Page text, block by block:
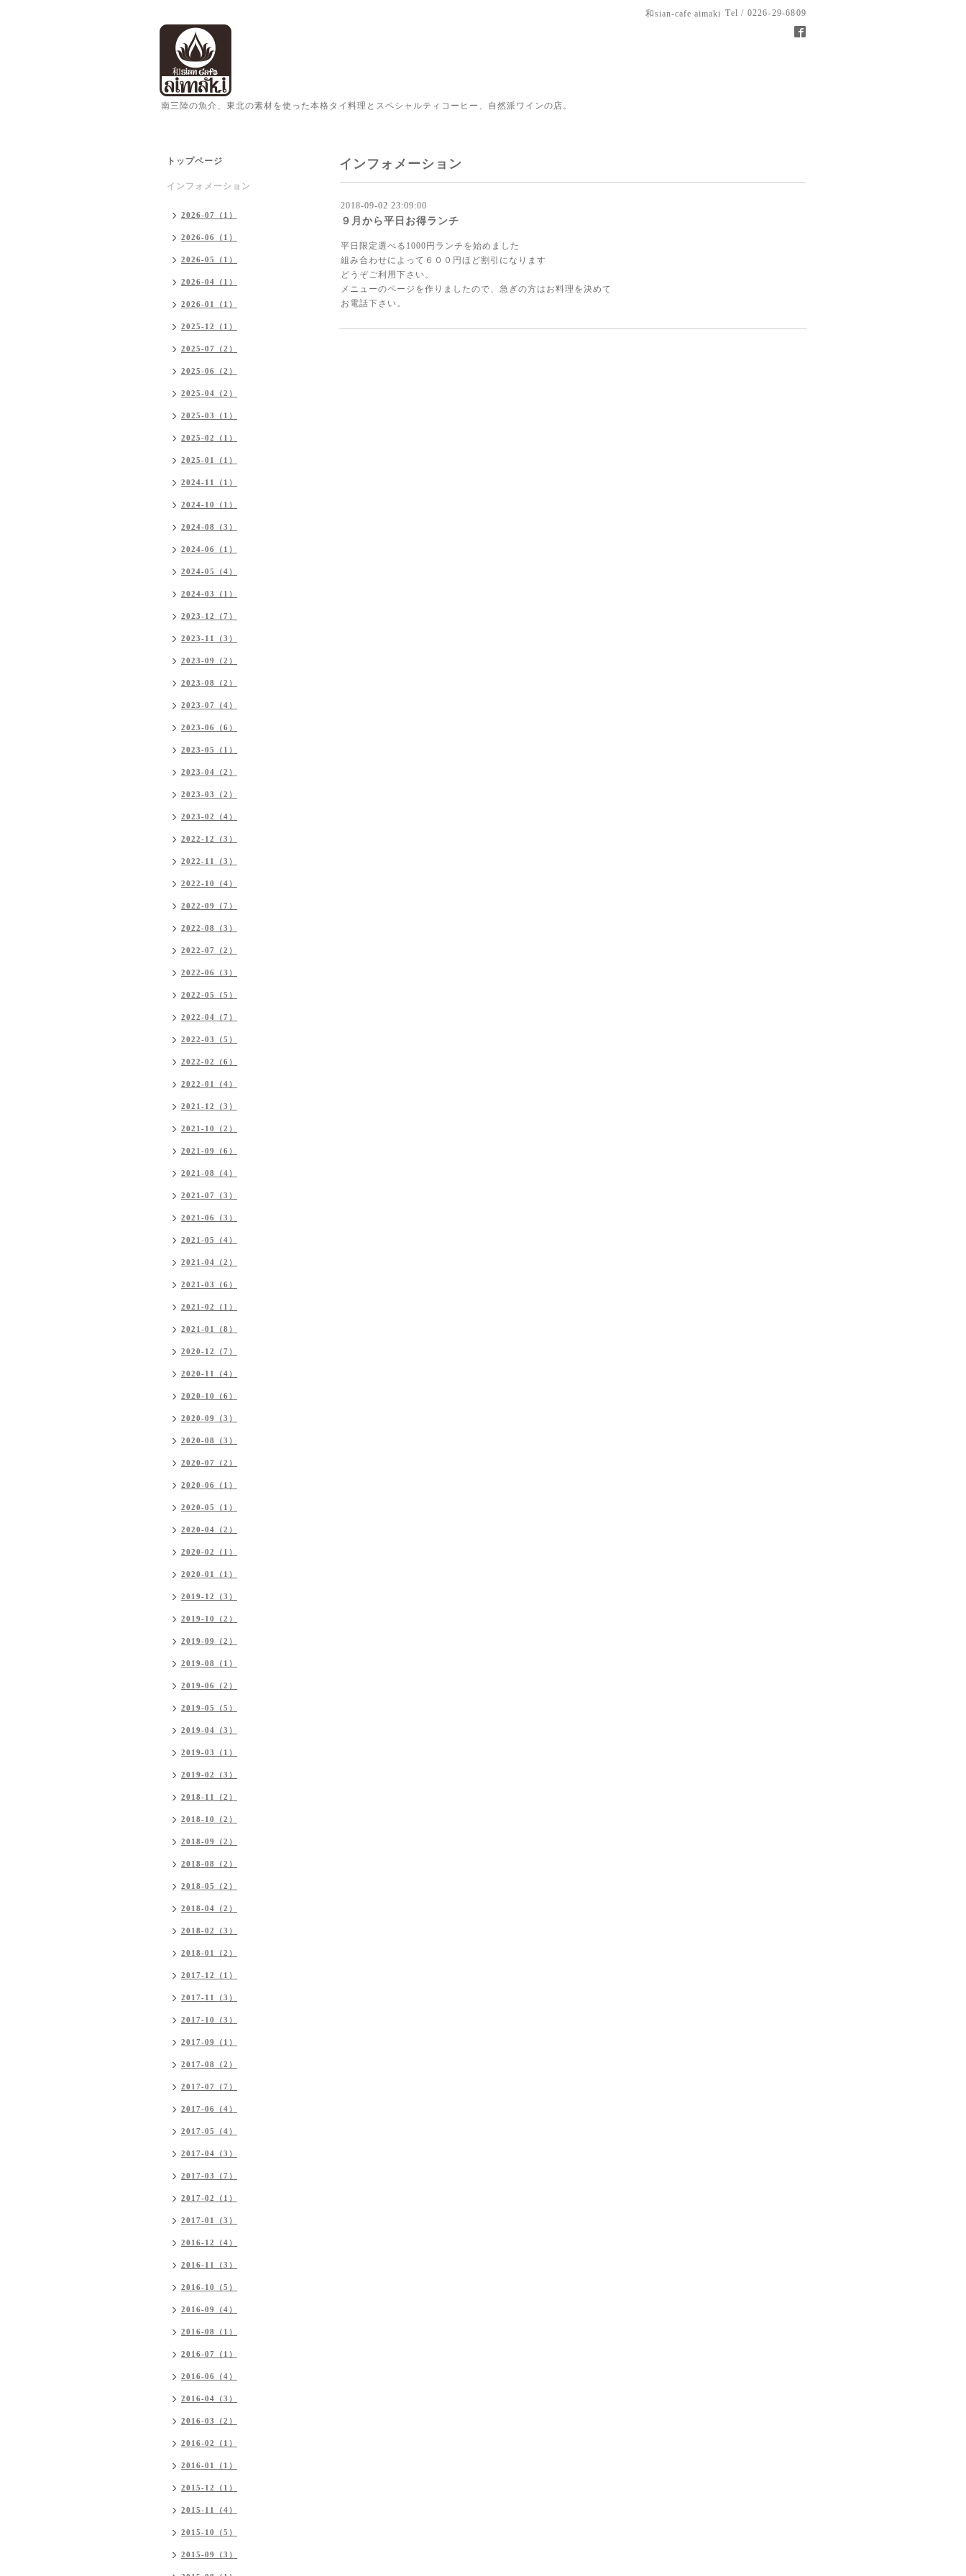
和sian-cafe aimaki Tel / 0226-29-6809
南三陸の魚介、東北の素材を使った本格タイ料理とスペシャルティコーヒー、自然派ワインの店。
インフォメーション
2018-09-02 23:09:00
９月から平日お得ランチ
平日限定選べる1000円ランチを始めました
組み合わせによって６００円ほど割引になります
どうぞご利用下さい。
メニューのページを作りましたので、急ぎの方はお料理を決めて
お電話下さい。
トップページ
インフォメーション
2026-07（1）
2026-06（1）
2026-05（1）
2026-04（1）
2026-01（1）
2025-12（1）
2025-07（2）
2025-06（2）
2025-04（2）
2025-03（1）
2025-02（1）
2025-01（1）
2024-11（1）
2024-10（1）
2024-08（3）
2024-06（1）
2024-05（4）
2024-03（1）
2023-12（7）
2023-11（3）
2023-09（2）
2023-08（2）
2023-07（4）
2023-06（6）
2023-05（1）
2023-04（2）
2023-03（2）
2023-02（4）
2022-12（3）
2022-11（3）
2022-10（4）
2022-09（7）
2022-08（3）
2022-07（2）
2022-06（3）
2022-05（5）
2022-04（7）
2022-03（5）
2022-02（6）
2022-01（4）
2021-12（3）
2021-10（2）
2021-09（6）
2021-08（4）
2021-07（3）
2021-06（3）
2021-05（4）
2021-04（2）
2021-03（6）
2021-02（1）
2021-01（8）
2020-12（7）
2020-11（4）
2020-10（6）
2020-09（3）
2020-08（3）
2020-07（2）
2020-06（1）
2020-05（1）
2020-04（2）
2020-02（1）
2020-01（1）
2019-12（3）
2019-10（2）
2019-09（2）
2019-08（1）
2019-06（2）
2019-05（5）
2019-04（3）
2019-03（1）
2019-02（3）
2018-11（2）
2018-10（2）
2018-09（2）
2018-08（2）
2018-05（2）
2018-04（2）
2018-02（3）
2018-01（2）
2017-12（1）
2017-11（3）
2017-10（3）
2017-09（1）
2017-08（2）
2017-07（7）
2017-06（4）
2017-05（4）
2017-04（3）
2017-03（7）
2017-02（1）
2017-01（3）
2016-12（4）
2016-11（3）
2016-10（5）
2016-09（4）
2016-08（1）
2016-07（1）
2016-06（4）
2016-04（3）
2016-03（2）
2016-02（1）
2016-01（1）
2015-12（1）
2015-11（4）
2015-10（5）
2015-09（3）